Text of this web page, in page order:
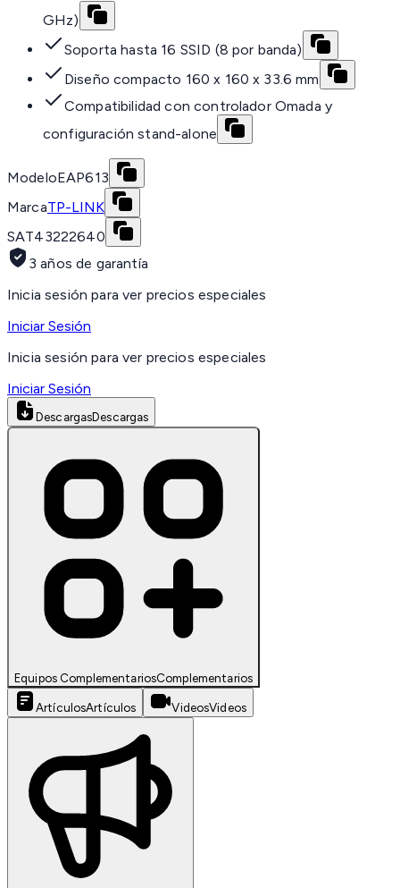
GHz)
Soporta hasta 16 SSID (8 por banda)
Diseño compacto 160 x 160 x 33.6 mm
Compatibilidad con controlador Omada y
configuración stand-alone
ModeloEAP613
MarcaTP-LINK
SAT43222640
3 años de garantía
Inicia sesión para ver precios especiales
Iniciar Sesión
Inicia sesión para ver precios especiales
Iniciar Sesión
DescargasDescargas
Equipos ComplementariosComplementarios
ArtículosArtículos VideosVideos